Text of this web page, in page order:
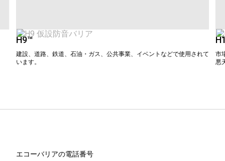
H9™
建設、道路、鉄道、石油・ガス、公共事業、イベントなどで使用されて
います。
市
悪
エコーバリアの電話番号